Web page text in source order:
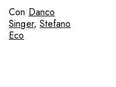
Con Danco
Singer,Stefano
Eco